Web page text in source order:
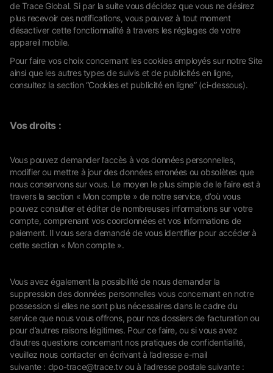
de Trace Global. Si par la suite vous décidez que vous ne désirez
plus recevoir ces notifications, vous pouvez à tout moment
désactiver cette fonctionnalité à travers les réglages de votre
appareil mobile.
Pour faire vos choix concernant les cookies employés sur notre Site
ainsi que les autres types de suivis et de publicités en ligne,
consultez la section “Cookies et publicité en ligne” (ci-dessous).
Vos droits :
Vous pouvez demander l’accès à vos données personnelles,
modifier ou mettre à jour des données erronées ou obsolètes que
nous conservons sur vous. Le moyen le plus simple de le faire est à
travers la section « Mon compte » de notre service, d’où vous
pouvez consulter et éditer de nombreuses informations sur votre
compte, comprenant vos coordonnées et vos informations de
paiement. Il vous sera demandé de vous identifier pour accéder à
cette section « Mon compte ».
Vous avez également la possibilité de nous demander la
suppression des données personnelles vous concernant en notre
possession si elles ne sont plus nécessaires dans le cadre du
service que nous vous offrons, pour nos dossiers de facturation ou
pour d’autres raisons légitimes. Pour ce faire, ou si vous avez
d’autres questions concernant nos pratiques de confidentialité,
veuillez nous contacter en écrivant à l’adresse e-mail
suivante : dpo-trace@trace.tv ou à l’adresse postale suivante :